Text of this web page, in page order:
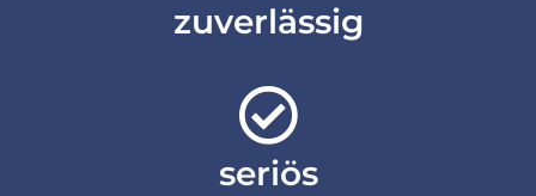
zuverlässig
seriös